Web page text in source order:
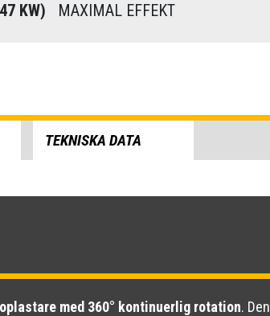
KW) MAXIMAL EFFEKT
TEKNISKA DATA
med 360° kontinuerlig rotation.